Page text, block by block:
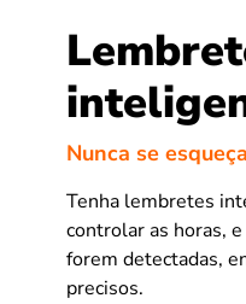
Nunca se
Tenha lembretes
controlar as horas,
forem detectadas,
precisos.